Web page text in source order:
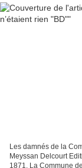
Les damnés de la
Meyssan Delcourt
1871. La Commune